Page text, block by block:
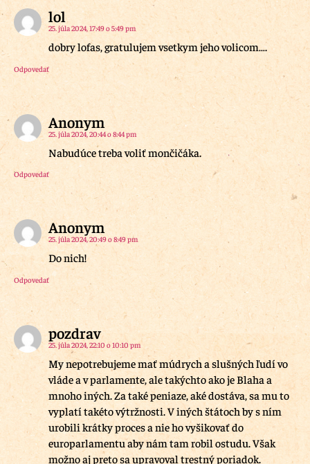
lol
25. júla 2024, 17:49 o 5:49 pm
dobry lofas, gratulujem vsetkym jeho volicom….
Odpovedať
Anonym
25. júla 2024, 20:44 o 8:44 pm
Nabudúce treba voliť mončičáka.
Odpovedať
Anonym
25. júla 2024, 20:49 o 8:49 pm
Do nich!
Odpovedať
pozdrav
25. júla 2024, 22:10 o 10:10 pm
My nepotrebujeme mať múdrych a slušných ľudí vo
vláde a v parlamente, ale takýchto ako je Blaha a
mnoho iných. Za také peniaze, aké dostáva, sa mu to
vyplatí takéto výtržnosti. V iných štátoch by s ním
urobili krátky proces a nie ho vyšikovať do
europarlamentu aby nám tam robil ostudu. Však
možno aj preto sa upravoval trestný poriadok.